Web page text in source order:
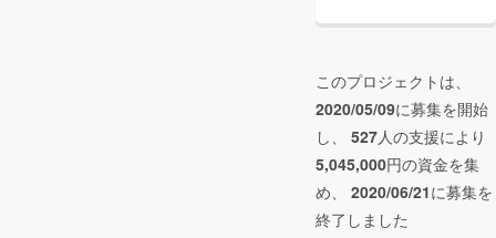
このプロジェクトは、
2020/05/09に募集を開始
し、 527人の支援により
5,045,000円の資金を集
め、 2020/06/21に募集を
終了しました